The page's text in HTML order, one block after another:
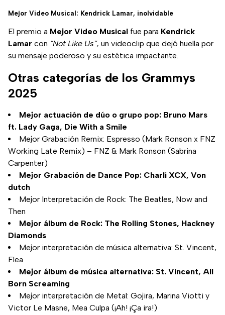
Mejor Video Musical: Kendrick Lamar, inolvidable
El premio a Mejor Video Musical fue para Kendrick
Lamar con “Not Like Us”, un videoclip que dejó huella por
su mensaje poderoso y su estética impactante.
Otras categorías de los Grammys
2025
Mejor actuación de dúo o grupo pop: Bruno Mars
ft. Lady Gaga, Die With a Smile
Mejor Grabación Remix: Espresso (Mark Ronson x FNZ
Working Late Remix) – FNZ & Mark Ronson (Sabrina
Carpenter)
Mejor Grabación de Dance Pop: Charli XCX, Von
dutch
Mejor Interpretación de Rock: The Beatles, Now and
Then
Mejor álbum de Rock: The Rolling Stones, Hackney
Diamonds
Mejor interpretación de música alternativa: St. Vincent,
Flea
Mejor álbum de música alternativa: St. Vincent, All
Born Screaming
Mejor interpretación de Metal: Gojira, Marina Viotti y
Victor Le Masne, Mea Culpa (¡Ah! ¡Ça ira!)